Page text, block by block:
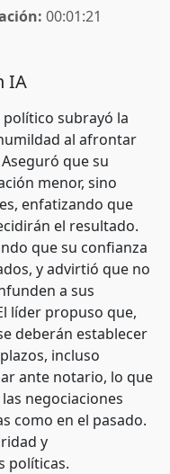
00:01:21
IA
subrayó la
al afrontar
que su
menor, sino
enfatizando que
el resultado.
que su confianza
y advirtió que no
a sus
líder propuso que,
deberán establecer
incluso
ante notario, lo que
negociaciones
como en el pasado.
y
políticas.